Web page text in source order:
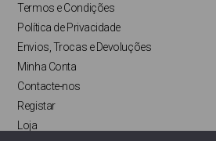
Termos e Condições
Política de Privacidade
Envios, Trocas e Devoluções
Minha Conta
Contacte-nos
Registar
Loja